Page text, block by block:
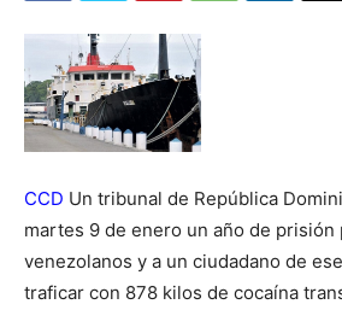
CCD Un tribunal de República
martes 9 de enero un año de prisión
venezolanos y a un ciudadano de
traficar con 878 kilos de cocaína